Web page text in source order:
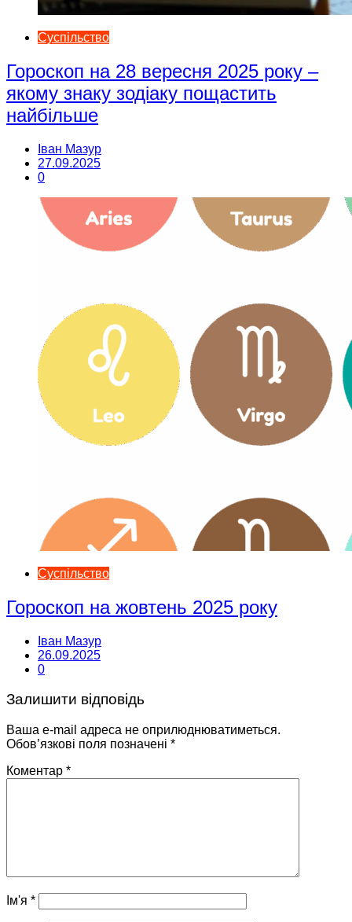
Суспільство
Гороскоп на 28 вересня 2025 року –
якому знаку зодіаку пощастить
найбільше
Іван Мазур
27.09.2025
0
Суспільство
Гороскоп на жовтень 2025 року
Іван Мазур
26.09.2025
0
Залишити відповідь
Ваша e-mail адреса не оприлюднюватиметься.
Обов’язкові поля позначені *
Коментар *
Ім'я *